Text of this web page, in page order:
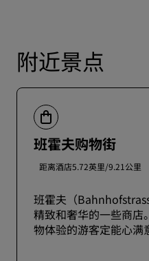
附近景点
班霍夫购物街
距离酒店5.72英里/9.21公里
班霍夫（
精致和奢华的一些商店
物体验的游客定能心满